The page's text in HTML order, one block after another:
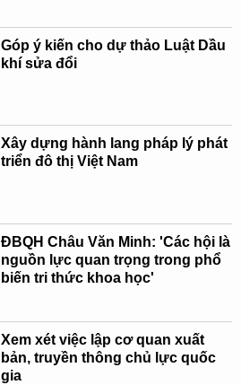
Góp ý kiến cho dự thảo Luật Dầu
khí sửa đổi
Xây dựng hành lang pháp lý phát
triển đô thị Việt Nam
ĐBQH Châu Văn Minh: 'Các hội là
nguồn lực quan trọng trong phổ
biến tri thức khoa học'
Xem xét việc lập cơ quan xuất
bản, truyền thông chủ lực quốc
gia